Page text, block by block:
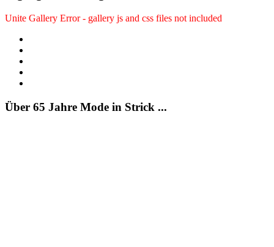
Unite Gallery Error - gallery js and css files not included
Über 65 Jahre Mode in Strick ...